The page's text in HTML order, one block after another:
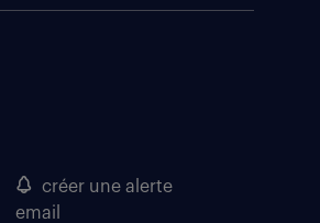
créer une alerte
email